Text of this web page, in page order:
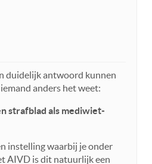
duidelijk antwoord kunnen
anders het weet:
strafblad als mediwiet-
instelling waarbij je onder
AIVD is dit natuurlijk een